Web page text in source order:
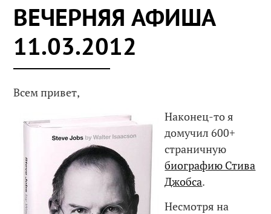
ВЕЧЕРНЯЯ АФИША
11.03.2012
Всем привет,
Наконец-то я
домучил 600+
страничную
биографию Стива
Джобса.
Несмотря на